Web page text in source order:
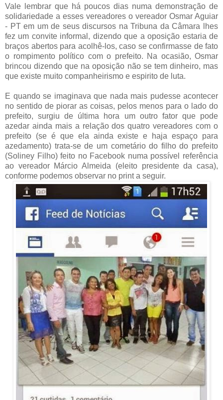
Vale lembrar que há poucos dias numa demonstração de
solidariedade a esses vereadores o vereador Osmar Aguiar
- PT em um de seus discursos na Tribuna da Câmara lhes
fez um convite informal, dizendo que a oposição estaria de
braços abertos para acolhê-los, caso se confirmasse de fato
o rompimento político com o prefeito. Na ocasião, Osmar
brincou dizendo que na oposição não se tem dinheiro, mas
que existe muito companheirismo e espirito de luta.
E quando se imaginava que nada mais pudesse acontecer
no sentido de piorar as coisas, pelos menos para o lado do
prefeito, surgiu de última hora um outro fator que pode
azedar ainda mais a relação dos quatro vereadores com o
prefeito (se é que ela ainda existe e haja espaço para
azedamento) trata-se de um cometário do filho do prefeito
(Soliney Filho) feito no Facebook numa possível referência
ao vereador Márcio Almeida (eleito presidente da casa),
conforme podemos observar no print a seguir.